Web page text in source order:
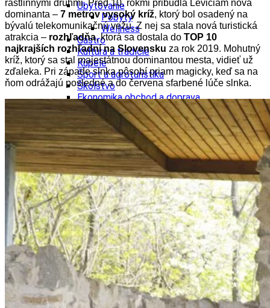
Ubytovanie
Pobyty
Wellness
Gastro
Kultúra a tradície
Kúpele
Šport a agroturistika
Školstvo
Ekonomika obchod a doprava
Banskobystrický kraj
Tipy
Výlet
Turistika
Cyklistika
Hrady
Podujatia
Výstava
Galéria
Festival
Folklór
Ubytovanie
Wellness
Gastro
Kaviarne
Kultúra a tradície
Kúpele
Šport a agroturistika
rastlinnými druhmi. Pred 10. rokmi pribudla Leviciam nová
dominanta – 7 metrov vysoký kríž, ktorý bol osadený na
bývalú telekomunikačnú vežu. Z nej sa stala nová turistická
atrakcia – rozhľadňa, ktorá sa dostala do TOP 10
najkrajších rozhľadní na Slovensku za rok 2019. Mohutný
kríž, ktorý sa stal majestátnou dominantou mesta, vidieť už
zďaleka. Pri západe slnka pôsobí priam magicky, keď sa na
ňom odrážajú posledné a do červena sfarbené lúče slnka.